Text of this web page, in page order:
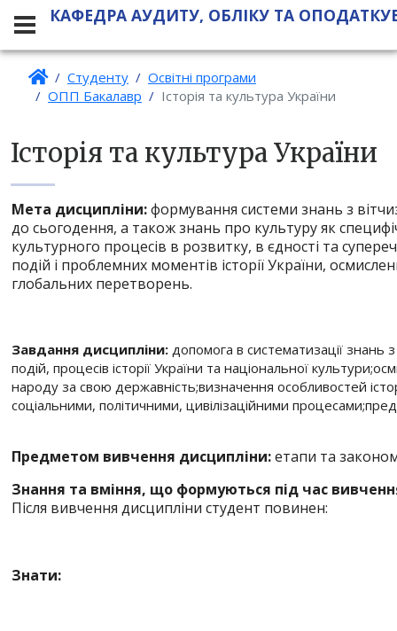
КАФЕДРА АУДИТУ, ОБЛІКУ ТА
Студенту
Освітні програми
ОПП Бакалавр
Історія та культура України
Історія та культура України
Мета дисципліни:формування системи знань з
до сьогодення, а також знань про культуру як
культурного процесів в розвитку, в єдності та
подій і проблемних моментів історії України,
глобальних перетворень.
Завдання дисципліни: допомога в систематизації знань з
подій, процесів історії України та національної
народу за свою державність;визначення особливостей
соціальними, політичними, цивілізаційними
Предметом вивчення дисципліни:етапи та
Знання та вміння, що формуються під час
Після вивчення дисципліни студент повинен:
Знати: